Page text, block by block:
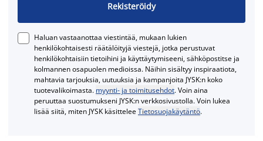
Rekisteröidy
Haluan vastaanottaa viestintää, mukaan lukien
henkilökohtaisesti räätälöityjä viestejä, jotka perustuvat
henkilökohtaisiin tietoihini ja käyttäytymiseeni, sähköpostitse ja
kolmannen osapuolen medioissa. Näihin sisältyy inspiraatiota,
mahtavia tarjouksia, uutuuksia ja kampanjoita JYSK:n koko
tuotevalikoimasta. myynti- ja toimitusehdot. Voin aina
peruuttaa suostumukseni JYSK:n verkkosivustolla. Voin lukea
lisää siitä, miten JYSK käsitteleeTietosuojakäytäntö.